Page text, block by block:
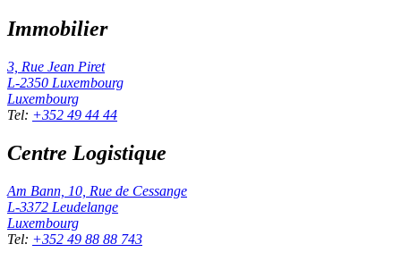
Immobilier
3, Rue Jean Piret
L-2350 Luxembourg
Luxembourg
Tel: +352 49 44 44
Centre Logistique
Am Bann, 10, Rue de Cessange
L-3372 Leudelange
Luxembourg
Tel: +352 49 88 88 743